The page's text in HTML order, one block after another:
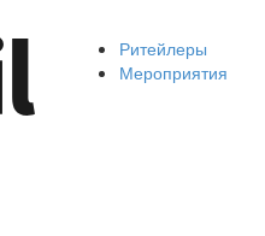
Ритейлеры
Мероприятия